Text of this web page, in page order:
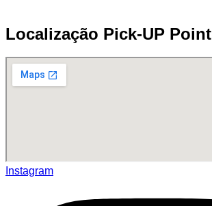
Localização Pick-UP Point
Instagram